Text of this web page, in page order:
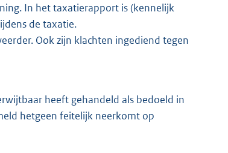
In het taxatierapport is (kennelijk
de taxatie.
Ook zijn klachten ingediend tegen
heeft gehandeld als bedoeld in
hetgeen feitelijk neerkomt op